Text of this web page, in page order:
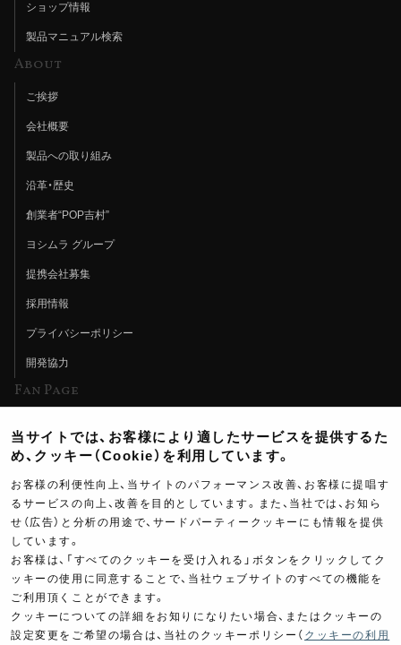
ショップ情報
製品マニュアル検索
About
ご挨拶
会社概要
製品への取り組み
沿革・歴史
創業者“POP吉村”
ヨシムラ グループ
提携会社募集
採用情報
プライバシーポリシー
開発協力
Fan Page
ヨシムラTV
イベント情報
イベントスケジュール
ツーリングブレイクタイム
製品ポスター
当サイトでは、お客様により適したサービスを提供するた
め、クッキー（Cookie）を利用しています。
お客様の利便性向上、当サイトのパフォーマンス改善、お客様に提唱す
るサービスの向上、改善を目的としています。また、当社では、お知ら
せ（広告）と分析の用途で、サードパーティークッキーにも情報を提供
しています。
お客様は、「すべてのクッキーを受け入れる」ボタンをクリックしてク
ッキーの使用に同意することで、当社ウェブサイトのすべての機能を
ご利用頂くことができます。
クッキーについての詳細をお知りになりたい場合、またはクッキーの
設定変更をご希望の場合は、当社のクッキーポリシー（ クッキーの利用